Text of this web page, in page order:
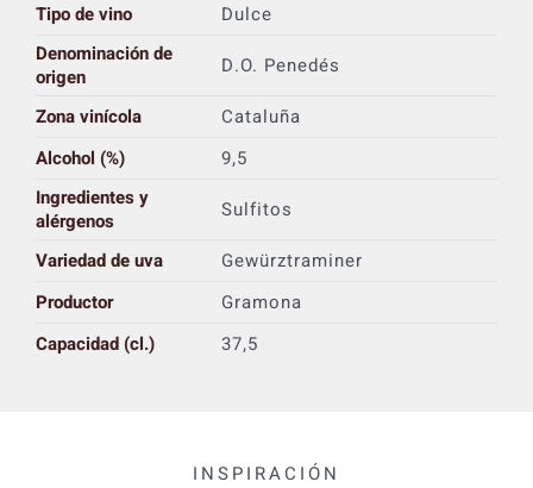
Tipo de vino
Dulce
Denominación de
origen
D.O. Penedés
Zona vinícola
Cataluña
Alcohol (%)
9,5
Ingredientes y
alérgenos
Sulfitos
Variedad de uva
Gewürztraminer
Productor
Gramona
Capacidad (cl.)
37,5
INSPIRACIÓN